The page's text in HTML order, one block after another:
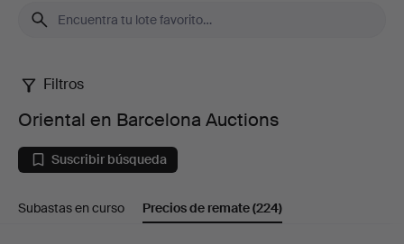
Oriental
en
Barcelona
Auctions
Filtros
Oriental en Barcelona Auctions
Suscribir búsqueda
Subastas en curso Precios de remate(224)